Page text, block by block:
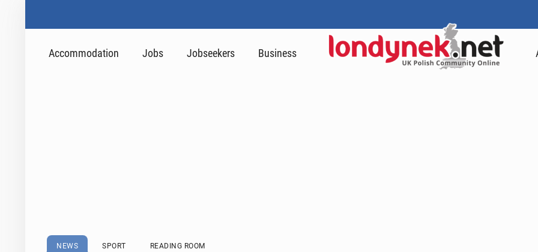
Accommodation Jobs Jobseekers Business
NEWS SPORT READING ROOM